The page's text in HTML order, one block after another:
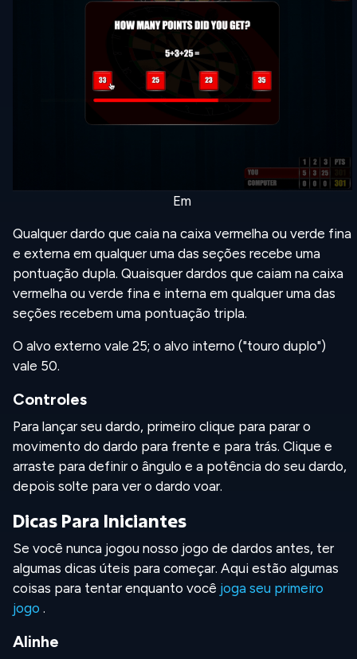
Em
Qualquer dardo que caia na caixa vermelha ou verde fina
e externa em qualquer uma das seções recebe uma
pontuação dupla. Quaisquer dardos que caiam na caixa
vermelha ou verde fina e interna em qualquer uma das
seções recebem uma pontuação tripla.
O alvo externo vale 25; o alvo interno ("touro duplo")
vale 50.
Controles
Para lançar seu dardo, primeiro clique para parar o
movimento do dardo para frente e para trás. Clique e
arraste para definir o ângulo e a potência do seu dardo,
depois solte para ver o dardo voar.
Dicas Para Iniciantes
Se você nunca jogou nosso jogo de dardos antes, ter
algumas dicas úteis para começar. Aqui estão algumas
coisas para tentar enquanto você joga seu primeiro
jogo .
Alinhe